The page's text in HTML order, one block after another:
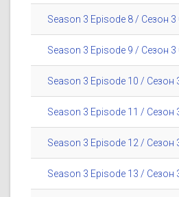
Season 3 Episode 8 / Сезон 3
Season 3 Episode 9 / Сезон 3
Season 3 Episode 10 / Сезон
Season 3 Episode 11 / Сезон
Season 3 Episode 12 / Сезон
Season 3 Episode 13 / Сезон